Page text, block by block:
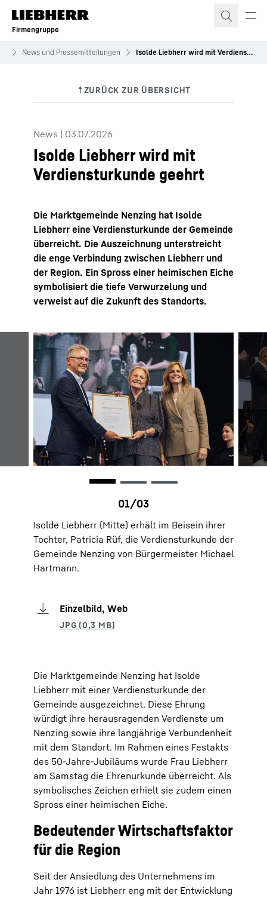
Zum Inhalt springen
Firmengruppe
News und Pressemitteilungen Isolde Liebherr wird mit Verdiensturkunde geehrt
News | 03.07.2026
Isolde Liebherr wird mit
Verdiensturkunde geehrt
Die Marktgemeinde Nenzing hat Isolde
Liebherr eine Verdiensturkunde der Gemeinde
überreicht. Die Auszeichnung unterstreicht
die enge Verbindung zwischen Liebherr und
der Region. Ein Spross einer heimischen Eiche
symbolisiert die tiefe Verwurzelung und
verweist auf die Zukunft des Standorts.
Isolde Liebherr (Mitte) erhält im Beisein ihrer
Tochter, Patricia Rüf, die Verdiensturkunde der
Gemeinde Nenzing von Bürgermeister Michael
Hartmann.
Einzelbild, Web
Die Marktgemeinde Nenzing hat Isolde
Liebherr mit einer Verdiensturkunde der
Gemeinde ausgezeichnet. Diese Ehrung
würdigt ihre herausragenden Verdienste um
Nenzing sowie ihre langjährige Verbundenheit
mit dem Standort. Im Rahmen eines Festakts
des 50-Jahre-Jubiläums wurde Frau Liebherr
am Samstag die Ehrenurkunde überreicht. Als
symbolisches Zeichen erhielt sie zudem einen
Spross einer heimischen Eiche.
Bedeutender Wirtschaftsfaktor
für die Region
Seit der Ansiedlung des Unternehmens im
Jahr 1976 ist Liebherr eng mit der Entwicklung